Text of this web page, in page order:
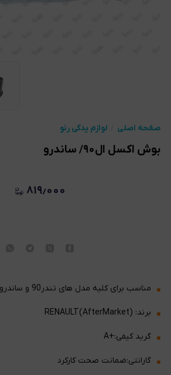
صفحه اصلی لوازم یدکی رنو
بوش اکسل ال۹۰/ ساندرو
۸۱۹٫۰۰۰
مناسب برای کلیه مدل های تندر90 و ساندرو
برند: RENAULT(AfterMarket)
گرید کیفی:+A
گارانتی:ضمانت صحت کارکرد